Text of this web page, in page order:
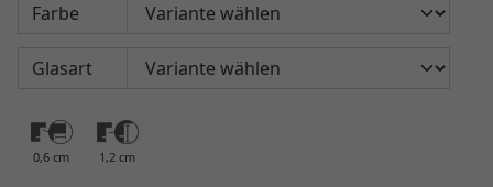
Farbe
Glasart
0,6 cm 1,2 cm